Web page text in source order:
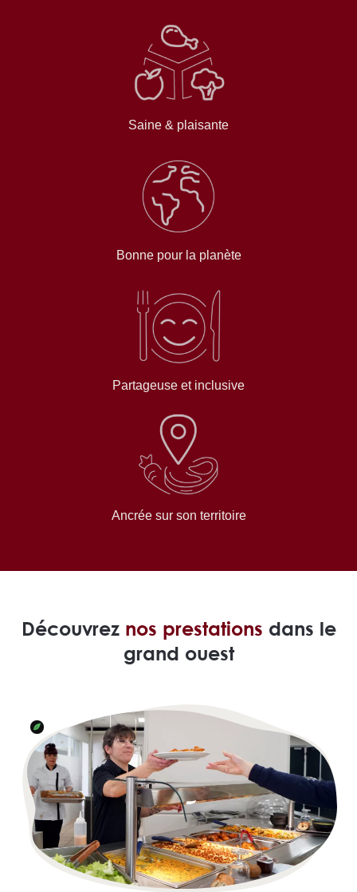
Saine & plaisante
Bonne pour la planète
Partageuse et inclusive
Ancrée sur son territoire
Découvrez nos prestations dans le
grand ouest